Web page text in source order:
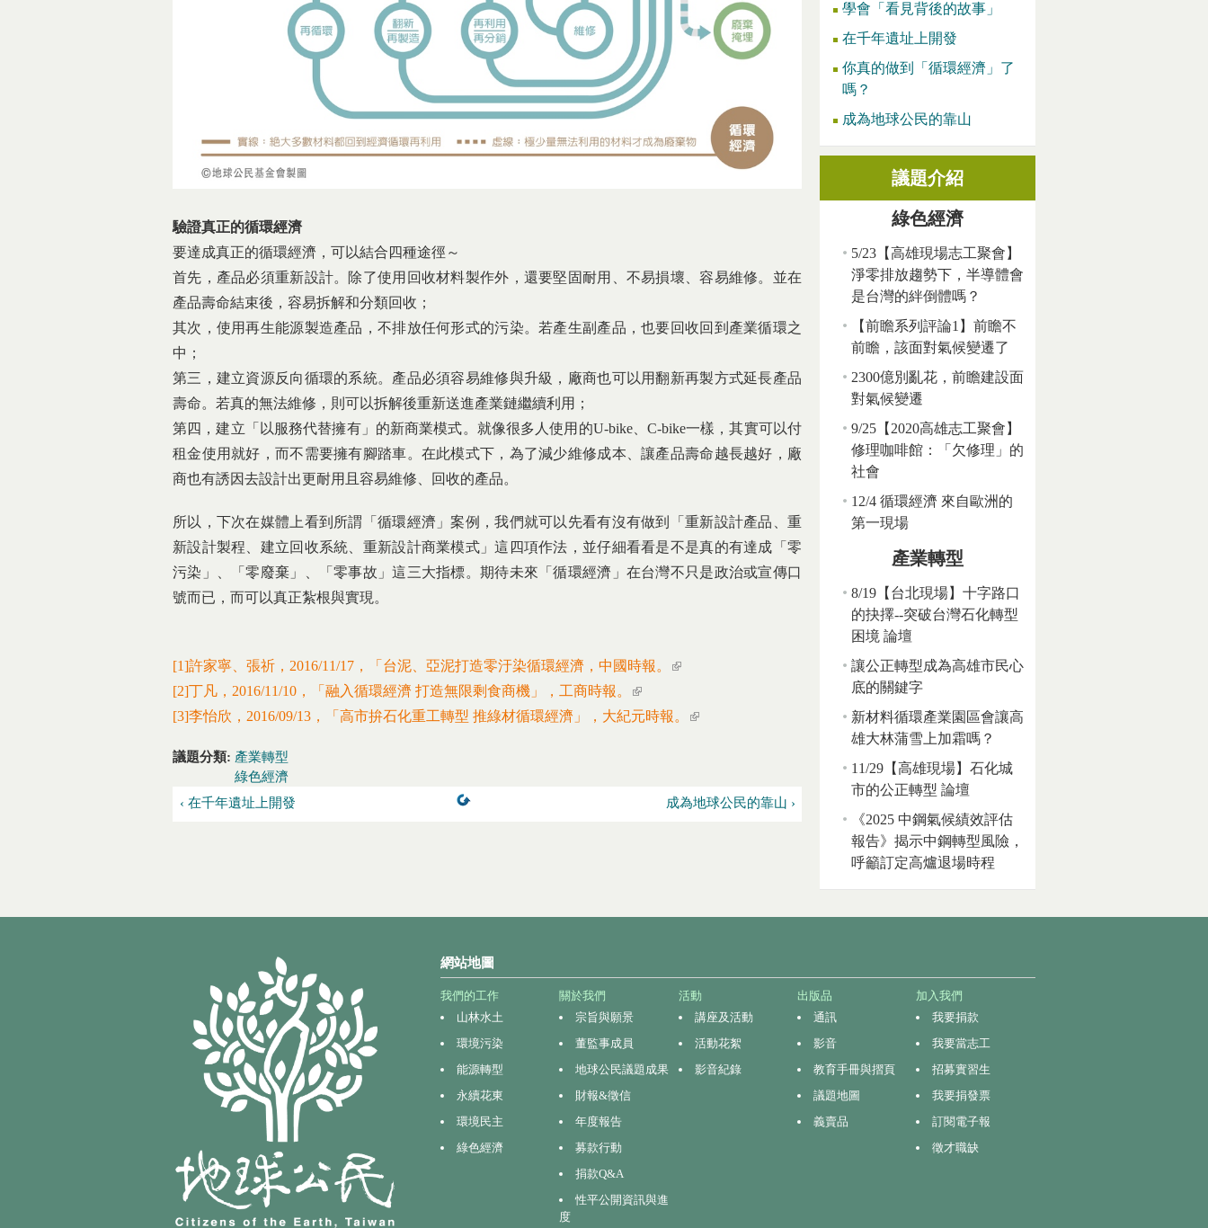
驗證真正的循環經濟
要達成真正的循環經濟，可以結合四種途徑～
首先，產品必須重新設計。除了使用回收材料製作外，還要堅固耐用、不易損壞、容易維修。並在
產品壽命結束後，容易拆解和分類回收；
其次，使用再生能源製造產品，不排放任何形式的污染。若產生副產品，也要回收回到產業循環之
中；
第三，建立資源反向循環的系統。產品必須容易維修與升級，廠商也可以用翻新再製方式延長產品
壽命。若真的無法維修，則可以拆解後重新送進產業鏈繼續利用；
第四，建立「以服務代替擁有」的新商業模式。就像很多人使用的U-bike、C-bike一樣，其實可以付
租金使用就好，而不需要擁有腳踏車。在此模式下，為了減少維修成本、讓產品壽命越長越好，廠
商也有誘因去設計出更耐用且容易維修、回收的產品。
所以，下次在媒體上看到所謂「循環經濟」案例，我們就可以先看有沒有做到「重新設計產品、重
新設計製程、建立回收系統、重新設計商業模式」這四項作法，並仔細看看是不是真的有達成「零
污染」、「零廢棄」、「零事故」這三大指標。期待未來「循環經濟」在台灣不只是政治或宣傳口
號而已，而可以真正紮根與實現。
[1]許家寧、張祈，2016/11/17，「台泥、亞泥打造零汙染循環經濟，中國時報。
(link is external)
[2]丁凡，2016/11/10，「融入循環經濟 打造無限剩食商機」，工商時報。
(link is external)
[3]李怡欣，2016/09/13，「高市拚石化重工轉型 推綠材循環經濟」，大紀元時報。
(link is external)
議題分類: 產業轉型
綠色經濟
‹ 在千年遺址上開發
成為地球公民的靠山 ›
學會「看見背後的故事」
在千年遺址上開發
你真的做到「循環經濟」了
嗎？
成為地球公民的靠山
議題介紹
綠色經濟
5/23【高雄現場志工聚會】
淨零排放趨勢下，半導體會
是台灣的絆倒體嗎？
【前瞻系列評論1】前瞻不
前瞻，該面對氣候變遷了
2300億別亂花，前瞻建設面
對氣候變遷
9/25【2020高雄志工聚會】
修理咖啡館：「欠修理」的
社會
12/4 循環經濟 來自歐洲的
第一現場
產業轉型
8/19【台北現場】十字路口
的抉擇--突破台灣石化轉型
困境 論壇
讓公正轉型成為高雄市民心
底的關鍵字
新材料循環產業園區會讓高
雄大林蒲雪上加霜嗎？
11/29【高雄現場】石化城
市的公正轉型 論壇
《2025 中鋼氣候績效評估
報告》揭示中鋼轉型風險，
呼籲訂定高爐退場時程
網站地圖
我們的工作
山林水土
環境污染
能源轉型
永續花東
環境民主
綠色經濟
關於我們
宗旨與願景
董監事成員
地球公民議題成果
財報&徵信
年度報告
募款行動
捐款Q&A
性平公開資訊與進
度
活動
講座及活動
活動花絮
影音紀錄
出版品
通訊
影音
教育手冊與摺頁
議題地圖
義賣品
加入我們
我要捐款
我要當志工
招募實習生
我要捐發票
訂閱電子報
徵才職缺